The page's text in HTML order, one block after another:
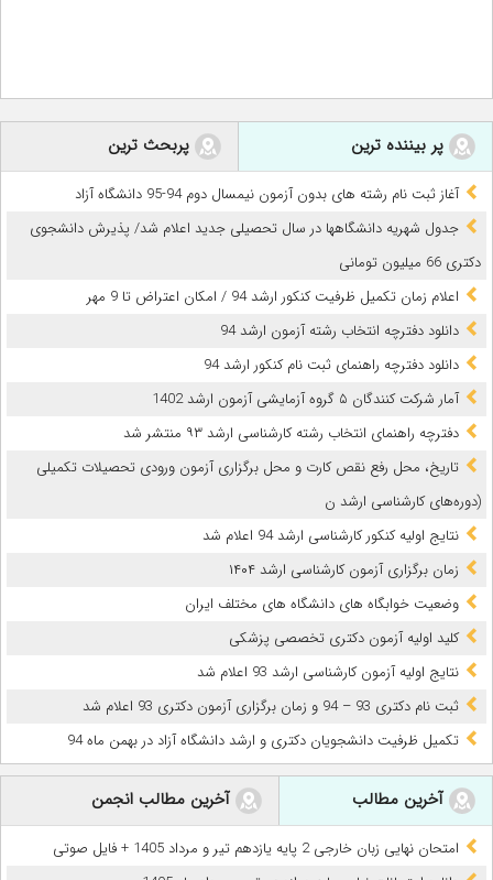
پر بیننده ترین پربحث ترین
آغاز ثبت نام رشته های بدون آزمون نیمسال دوم 94-95 دانشگاه آزاد
جدول شهریه دانشگاهها در سال تحصیلی جدید اعلام شد/ پذیرش دانشجوی
دکتری 66 میلیون تومانی
اعلام زمان تکمیل ظرفیت کنکور ارشد 94 / امکان اعتراض تا 9 مهر
دانلود دفترچه انتخاب رشته آزمون ارشد 94
دانلود دفترچه راهنمای ثبت نام کنکور ارشد 94
آمار شرکت کنندگان ۵ گروه آزمایشی آزمون ارشد 1402
دفترچه راهنمای انتخاب رشته کارشناسی ارشد ۹۳ منتشر شد
تاریخ‌، محل‌ رفع نقص کارت و محل‌ برگزاری‌ آزمون‌ ورودی‌ تحصیلات‌ تکمیلی‌
(دوره‌های‌ کارشناسی‌ ارشد ن
نتایج اولیه کنکور کارشناسی ارشد 94 اعلام شد
زمان برگزاری آزمون کارشناسی‌ ارشد ۱۴۰۴
وضعیت خوابگاه های دانشگاه های مختلف ایران
کلید اولیه آزمون دکتری تخصصی پزشکی
نتایج اولیه آزمون کارشناسی ارشد 93 اعلام شد
ثبت نام دکتری 93 – 94 و زمان برگزاری آزمون دکتری 93 اعلام شد
تکمیل ظرفیت دانشجویان دکتری و ارشد دانشگاه آزاد در بهمن ماه 94
آخرین مطالب آخرین مطالب انجمن
امتحان نهایی زبان خارجی 2 پایه یازدهم تیر و مرداد 1405 + فایل صوتی